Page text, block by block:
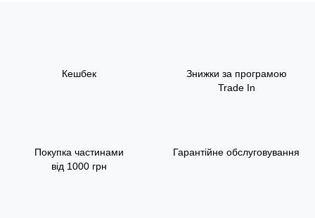
Кешбек
Знижки за програмою
Trade In
Покупка частинами
від 1000 грн
Гарантійне обслуговування